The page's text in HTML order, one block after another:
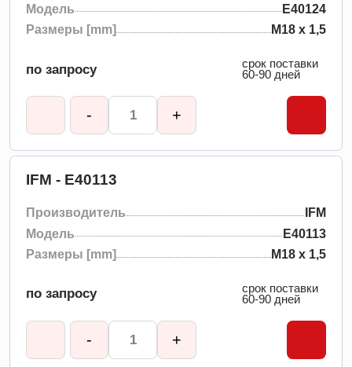
Модель
E40124
Размеры [mm]
M18 x 1,5
по запросу
срок поставки
60-90 дней
- +
IFM - E40113
Производитель
IFM
Модель
E40113
Размеры [mm]
M18 x 1,5
по запросу
срок поставки
60-90 дней
- +